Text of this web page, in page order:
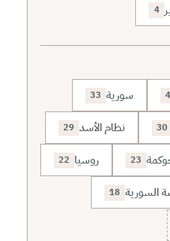
4
سورية 33
30 نظام الأسد 29
23 روسيا 22
السورية 18